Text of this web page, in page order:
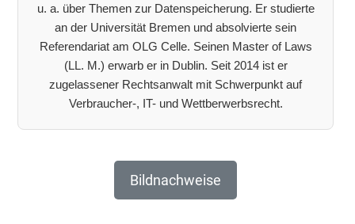
u. a. über Themen zur Datenspeicherung. Er studierte
an der Universität Bremen und absolvierte sein
Referendariat am OLG Celle. Seinen Master of Laws
(LL. M.) erwarb er in Dublin. Seit 2014 ist er
zugelassener Rechtsanwalt mit Schwerpunkt auf
Verbraucher-, IT- und Wettberwerbsrecht.
Bildnachweise